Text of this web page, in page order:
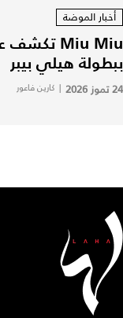
أخبار الموضة
ببطولة هيلي بيبر
24 تموز 2026 | كارين فاعور